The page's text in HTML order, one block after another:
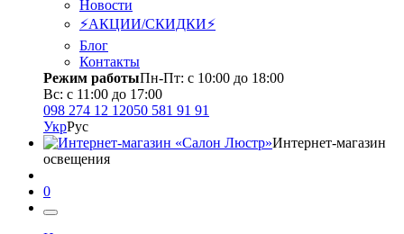
Новости
⚡АКЦИИ/СКИДКИ⚡
Блог
Контакты
Режим работыПн-Пт: с 10:00 до 18:00
Вс: с 11:00 до 17:00
098 274 12 12050 581 91 91
УкрРус
Интернет-магазин
освещения
0